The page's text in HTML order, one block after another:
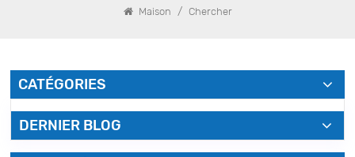
Maison / Chercher
CATÉGORIES
DERNIER BLOG